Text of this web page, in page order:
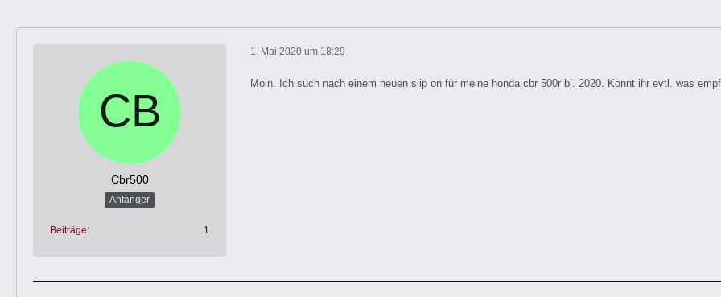
Cbr500
Anfänger
Beiträge 1
1. Mai 2020 um 18:29
Moin. Ich such nach einem neuen slip on für meine honda cbr 500r bj. 2020. Könnt ihr evtl. was